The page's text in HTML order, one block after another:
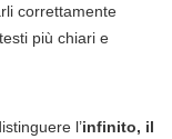
correttamente
più chiari e
l’infinito, il